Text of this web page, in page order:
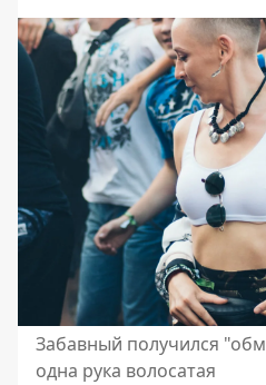
Забавный получился
одна рука волосатая